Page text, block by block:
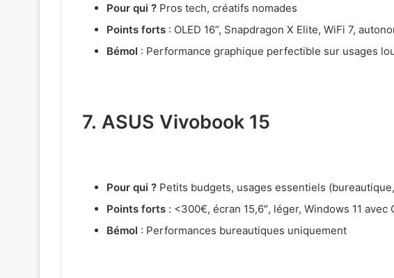
Pour qui ? Pros tech, créatifs nomades
Points forts : OLED 16”, Snapdragon X Elite, WiFi 7,
Bémol : Performance graphique perfectible sur usages
7. ASUS Vivobook 15
Pour qui ? Petits budgets, usages essentiels
Points forts : <300€, écran 15,6″, léger, Windows 11 avec
Bémol : Performances bureautiques uniquement